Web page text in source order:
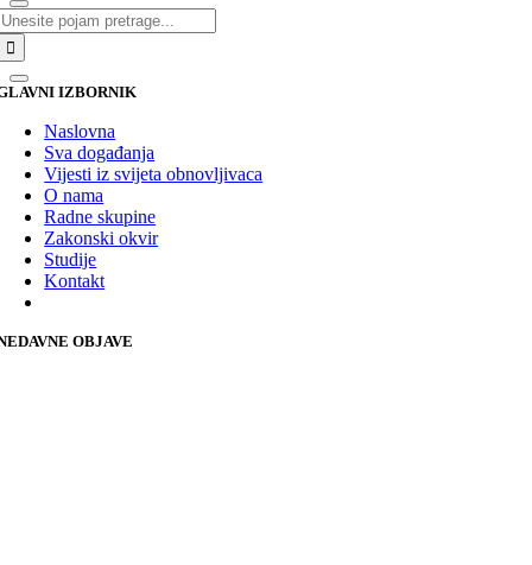
IZBORNIK
Naslovna
Sva događanja
Vijesti iz svijeta obnovljivaca
O nama
Radne skupine
Zakonski okvir
Studije
Kontakt
OBJAVE